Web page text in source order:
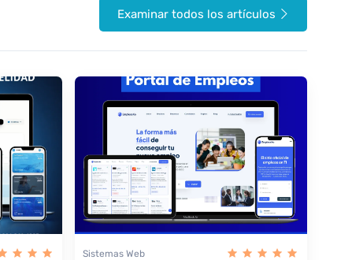
Examinar todos los artículos
Sistemas Web